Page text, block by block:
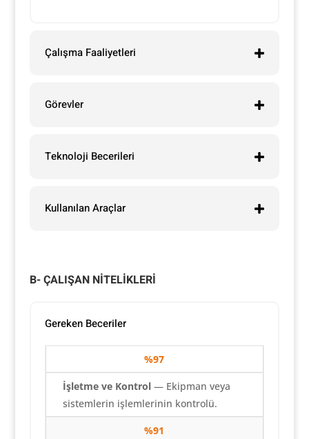
Çalışma Faaliyetleri
Görevler
Teknoloji Becerileri
Kullanılan Araçlar
B- ÇALIŞAN NİTELİKLERİ
Gereken Beceriler
%97
İşletme ve Kontrol— Ekipman veya
sistemlerin işlemlerinin kontrolü.
%91